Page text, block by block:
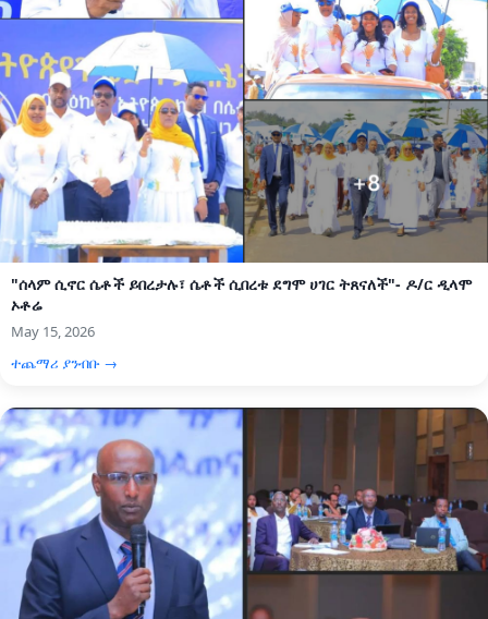
"ሰላም ሲኖር ሴቶች ይበረታሉ፣ ሴቶች ሲበረቱ ደግሞ ሀገር ትጸናለች"- ዶ/ር ዲላሞ
ኦቶሬ
May 15, 2026
ተጨማሪ ያንብቡ →